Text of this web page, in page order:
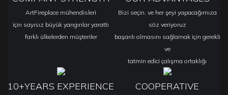
ArtFireplace mühendisleri
için sayısız büyük yangınlar yarattı
farklı ülkelerden müşteriler
Bizi seçin. ve her şeyi yapacağımıza
söz veriyoruz
başarılı olmasını sağlamak için gerekli
ve
tatmin edici çalışma ortaklığı
10+YEARS EXPERIENCE
COOPERATIVE